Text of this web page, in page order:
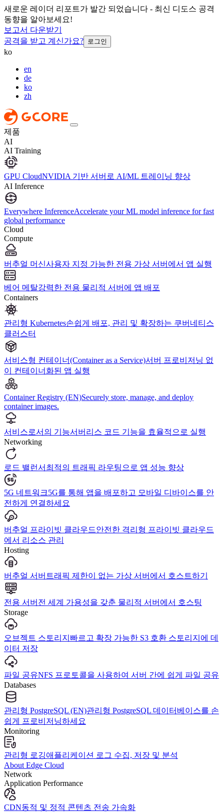
새로운 레이더 리포트가 발간 되었습니다 - 최신 디도스 공격
동향을 알아보세요!
보고서 다운받기
공격을 받고 계신가요? 로그인
ko
en
de
ko
zh
제품
AI
AI Training
GPU CloudNVIDIA 기반 서버로 AI/ML 트레이닝 향상
AI Inference
Everywhere InferenceAccelerate your ML model inference for fast
global performance
Cloud
Compute
버추얼 머신사용자 지정 가능한 전용 가상 서버에서 앱 실행
베어 메탈강력한 전용 물리적 서버에 앱 배포
Containers
관리형 Kubernetes손쉽게 배포, 관리 및 확장하는 쿠버네티스
클러스터
서비스형 컨테이너(Container as a Service)서버 프로비저닝 없
이 컨테이너화된 앱 실행
Container Registry (EN)Securely store, manage, and deploy
container images.
서비스로서의 기능서버리스 코드 기능을 효율적으로 실행
Networking
로드 밸런서 최적의 트래픽 라우팅으로 앱 성능 향상
5G 네트워크5G를 통해 앱을 배포하고 모바일 디바이스를 안
전하게 연결하세요
버추얼 프라이빗 클라우드안전한 격리형 프라이빗 클라우드
에서 리소스 관리
Hosting
버추얼 서버 트래픽 제한이 없는 가상 서버에서 호스트하기
전용 서버 전 세계 가용성을 갖춘 물리적 서버에서 호스팅
Storage
오브젝트 스토리지 빠르고 확장 가능한 S3 호환 스토리지에 데
이터 저장
파일 공유NFS 프로토콜을 사용하여 서버 간에 쉽게 파일 공유
Databases
관리형 PostgreSQL (EN)관리형 PostgreSQL 데이터베이스를 손
쉽게 프로비저닝하세요
Monitoring
관리형 로깅애플리케이션 로그 수집, 저장 및 분석
About Edge Cloud
Network
Application Performance
CDN동적 및 정적 콘텐츠 전송 가속화